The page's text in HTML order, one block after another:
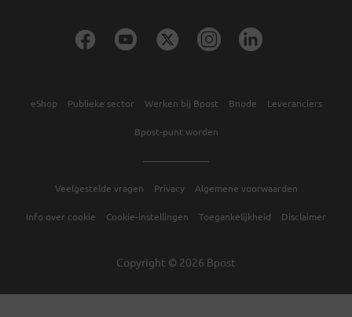
Veelgestelde vragen Privacy Algemene voorwaarden
Info over cookie Cookie-instellingen Toegankelijkheid Disclaimer
eShop Publieke sector Werken bij Bpost Bnode Leveranciers
Bpost-punt worden
Copyright © 2026 Bpost